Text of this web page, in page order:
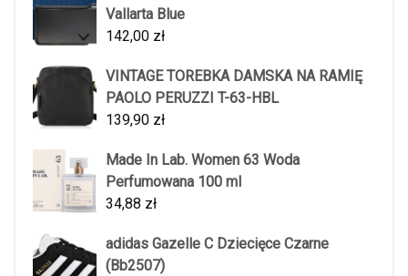
Vallarta Blue
142,00 zł
VINTAGE TOREBKA DAMSKA NA RAMIĘ
PAOLO PERUZZI T-63-HBL
139,90 zł
Made In Lab. Women 63 Woda
Perfumowana 100 ml
34,88 zł
adidas Gazelle C Dziecięce Czarne
(Bb2507)